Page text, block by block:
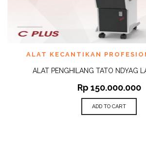
ALAT KECANTIKAN
ALAT PENGHILANG TATO NDYAG
Rp 150.000.000
ADD TO CART